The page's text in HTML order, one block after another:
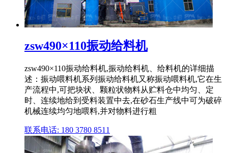
zsw490×110振动给料机
zsw490×110振动给料机,振动给料机、给料机的详细描
述：振动喂料机系列振动给料机又称振动喂料机,它在生
产流程中,可把块状、颗粒状物料从贮料仓中均匀、定
时、连续地给到受料装置中去,在砂石生产线中可为破碎
机械连续均匀地喂料,并对物料进行粗
联系电话: 180 3780 8511